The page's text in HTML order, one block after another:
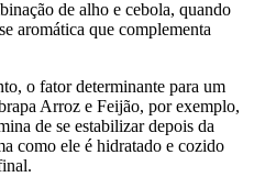
de alho e cebola, quando
aromática que complementa
o fator determinante para um
Arroz e Feijão, por exemplo,
de se estabilizar depois da
como ele é hidratado e cozido